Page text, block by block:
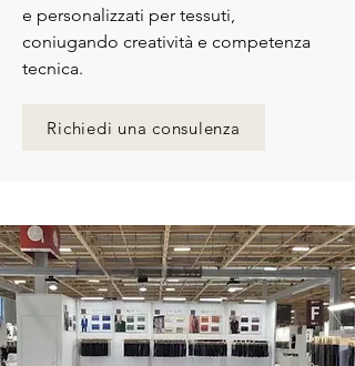
e personalizzati per tessuti,
coniugando creatività e competenza
tecnica.
Richiedi una consulenza